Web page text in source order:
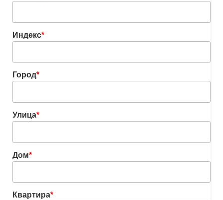
Индекс*
Город*
Улица*
Дом*
Квартира*